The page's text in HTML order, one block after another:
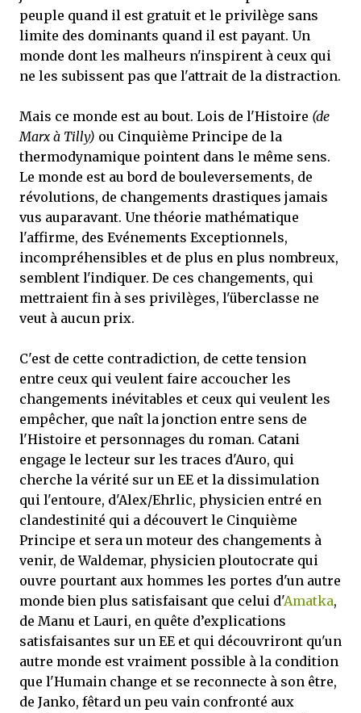
peuple quand il est gratuit et le privilège sans
limite des dominants quand il est payant. Un
monde dont les malheurs n'inspirent à ceux qui
ne les subissent pas que l'attrait de la distraction.
Mais ce monde est au bout. Lois de l'Histoire (de
Marx à Tilly) ou Cinquième Principe de la
thermodynamique pointent dans le même sens.
Le monde est au bord de bouleversements, de
révolutions, de changements drastiques jamais
vus auparavant. Une théorie mathématique
l'affirme, des Evénements Exceptionnels,
incompréhensibles et de plus en plus nombreux,
semblent l'indiquer. De ces changements, qui
mettraient fin à ses privilèges, l'überclasse ne
veut à aucun prix.
C'est de cette contradiction, de cette tension
entre ceux qui veulent faire accoucher les
changements inévitables et ceux qui veulent les
empêcher, que naît la jonction entre sens de
l'Histoire et personnages du roman. Catani
engage le lecteur sur les traces d'Auro, qui
cherche la vérité sur un EE et la dissimulation
qui l'entoure, d'Alex/Ehrlic, physicien entré en
clandestinité qui a découvert le Cinquième
Principe et sera un moteur des changements à
venir, de Waldemar, physicien ploutocrate qui
ouvre pourtant aux hommes les portes d'un autre
monde bien plus satisfaisant que celui d'Amatka,
de Manu et Lauri, en quête d’explications
satisfaisantes sur un EE et qui découvriront qu'un
autre monde est vraiment possible à la condition
que l'Humain change et se reconnecte à son être,
de Janko, fêtard un peu vain confronté aux